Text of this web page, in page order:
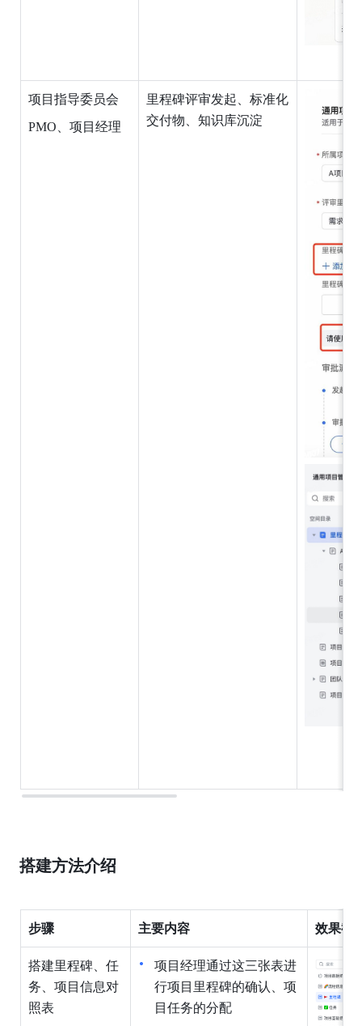
项目指导委员会
PMO、项目经理
里程碑评审发起、标准化
交付物、知识库沉淀
搭建方法介绍
步骤 主要内容 效果截
搭建里程碑、任
务、项目信息对
照表
项目经理通过这三张表进
行项目里程碑的确认、项
目任务的分配